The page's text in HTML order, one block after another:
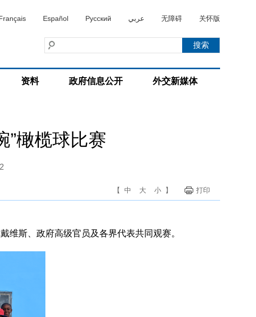
Español Русский عربي 无障碍 关怀版
资料 政府信息公开 外交新媒体
”橄榄球比赛
【 中 大 小 】 打印
维斯、政府高级官员及各界代表共同观赛。